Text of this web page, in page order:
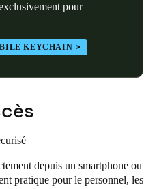
pour
KEYCHAIN
depuis un smartphone ou
pratique pour le personnel, les